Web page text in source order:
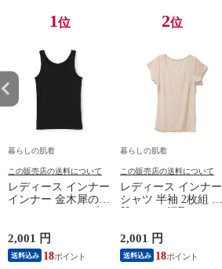
1位
暮らしの肌着
この販売店の送料について
レディース インナー
インナー 金木犀のめ
ぐみ タンクトップ
っとり 保湿 ストレ
ッチ ボタニカル タ
ンクトップ 秋冬 お
2,001 円
送料込み 18
2位
暮らしの肌着
この販売店の送料について
レディース インナー
シャツ 半袖 2枚組 素
肌ドライ 汗取り フ
り インナーシャツ
パッド付き 春夏 汗
染み 防止 汗 対策 綿
2,001 円
送料込み 18